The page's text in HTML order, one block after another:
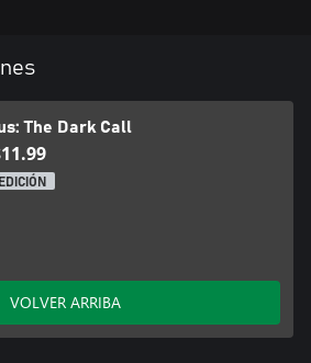
The Dark Call
VOLVER ARRIBA